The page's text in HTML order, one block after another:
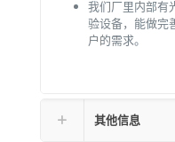
我们厂里内部有
验设备，能做完
户的需求。
其他信息